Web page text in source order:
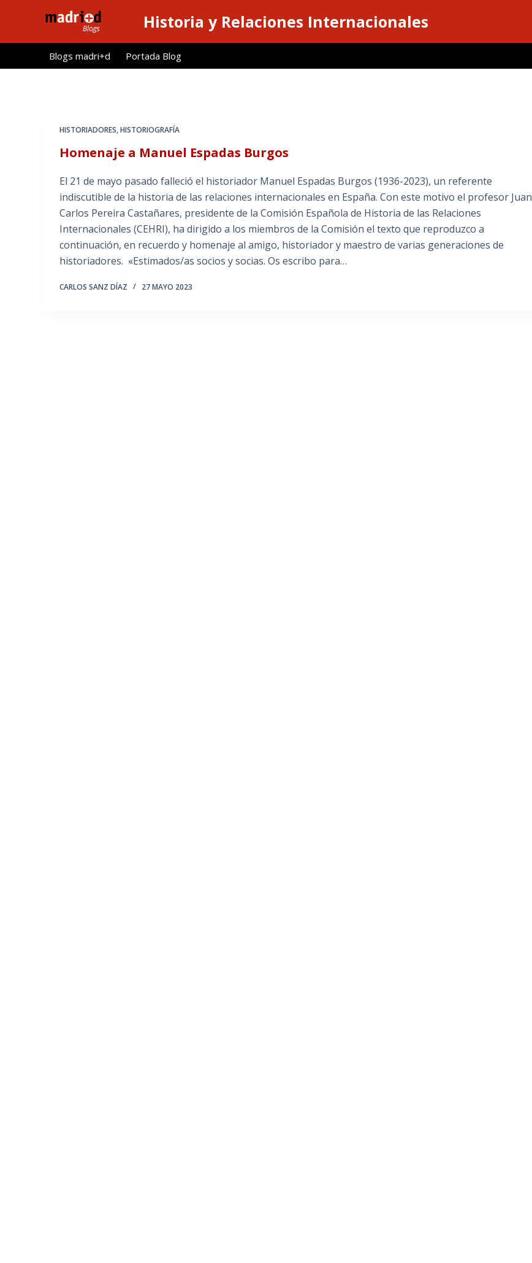
l
Historia y Relaciones Internacionales
Blogs madri+d Portada Blog
HISTORIADORES,HISTORIOGRAFÍA
Homenaje a Manuel Espadas Burgos
El 21 de mayo pasado falleció el historiador Manuel Espadas Burgos (1936-2023), un referente
indiscutible de la historia de las relaciones internacionales en España. Con este motivo el profesor Juan
Carlos Pereira Castañares, presidente de la Comisión Española de Historia de las Relaciones
Internacionales (CEHRI), ha dirigido a los miembros de la Comisión el texto que reproduzco a
continuación, en recuerdo y homenaje al amigo, historiador y maestro de varias generaciones de
historiadores. «Estimados/as socios y socias. Os escribo para…
CARLOS SANZ DÍAZ 27 MAYO 2023